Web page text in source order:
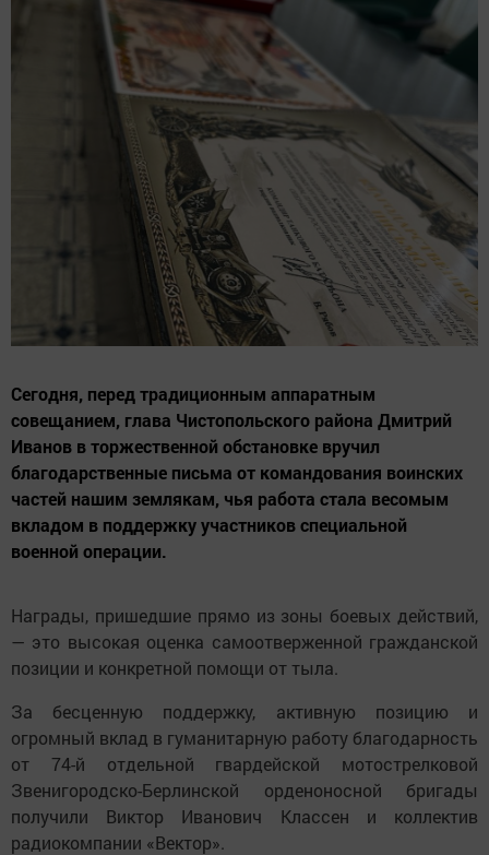
Сегодня, перед традиционным аппаратным
совещанием, глава Чистопольского района Дмитрий
Иванов в торжественной обстановке вручил
благодарственные письма от командования воинских
частей нашим землякам, чья работа стала весомым
вкладом в поддержку участников специальной
военной операции.
Награды, пришедшие прямо из зоны боевых действий,
— это высокая оценка самоотверженной гражданской
позиции и конкретной помощи от тыла.
За бесценную поддержку, активную позицию и
огромный вклад в гуманитарную работу благодарность
от 74-й отдельной гвардейской мотострелковой
Звенигородско-Берлинской орденоносной бригады
получили Виктор Иванович Классен и коллектив
радиокомпании «Вектор».